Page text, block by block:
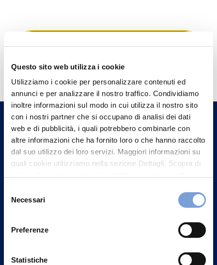
Questo sito web utilizza i cookie
Utilizziamo i cookie per personalizzare contenuti ed
annunci e per analizzare il nostro traffico. Condividiamo
inoltre informazioni sul modo in cui utilizza il nostro sito
con i nostri partner che si occupano di analisi dei dati
web e di pubblicità, i quali potrebbero combinarle con
altre informazioni che ha fornito loro o che hanno raccolto
dal suo utilizzo dei loro servizi. Maggiori informazioni su
quali cookie utilizziamo nella sezione Dettagli. Scopra di
può trovare nel footer del sito nella sezione "Informativa
delNecessari
Preferenze
Statistiche
Hai bisogno di
informazioni?
Trova l'Agenzia più vicina a te e parla con
un nostro Agente.
Contattaci